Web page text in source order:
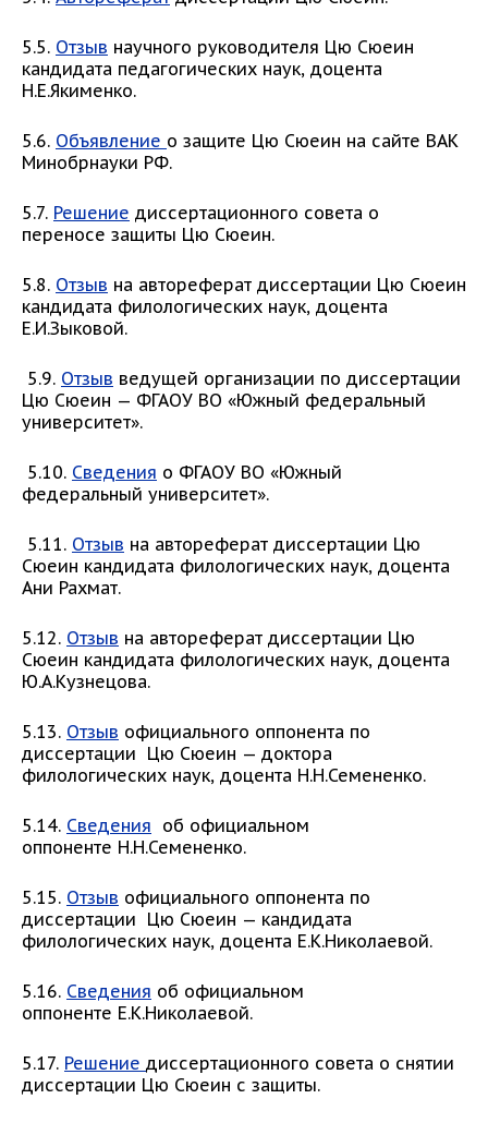
5.5. Отзыв научного руководителя Цю Сюеин
кандидата педагогических наук, доцента
Н.Е.Якименко.
5.6. Объявление о защите Цю Сюеин на сайте ВАК
Минобрнауки РФ.
5.7. Решение диссертационного совета о
переносе защиты Цю Сюеин.
5.8. Отзыв на автореферат диссертации Цю Сюеин
кандидата филологических наук, доцента
Е.И.Зыковой.
5.9. Отзыв ведущей организации по диссертации
Цю Сюеин — ФГАОУ ВО «Южный федеральный
университет».
5.10. Сведения о ФГАОУ ВО «Южный
федеральный университет».
5.11. Отзыв на автореферат диссертации Цю
Сюеин кандидата филологических наук, доцента
Ани Рахмат.
5.12. Отзыв на автореферат диссертации Цю
Сюеин кандидата филологических наук, доцента
Ю.А.Кузнецова.
5.13. Отзыв официального оппонента по
диссертации Цю Сюеин — доктора
филологических наук, доцента Н.Н.Семененко.
5.14. Сведения об официальном
оппоненте Н.Н.Семененко.
5.15. Отзыв официального оппонента по
диссертации Цю Сюеин — кандидата
филологических наук, доцента Е.К.Николаевой.
5.16. Сведения об официальном
оппоненте Е.К.Николаевой.
5.17. Решение диссертационного совета о снятии
диссертации Цю Сюеин с защиты.